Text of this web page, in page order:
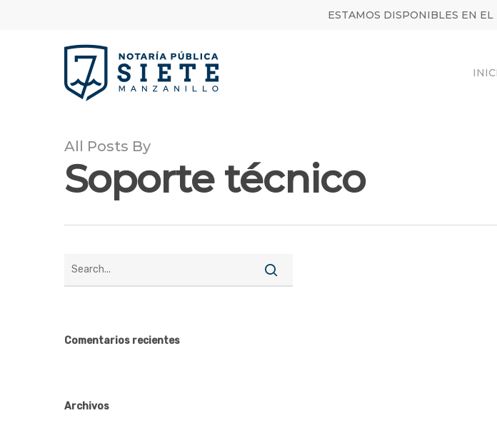
ESTAMOS DISPONIBLES EN
All Posts By
Soporte técnico
Comentarios recientes
Archivos